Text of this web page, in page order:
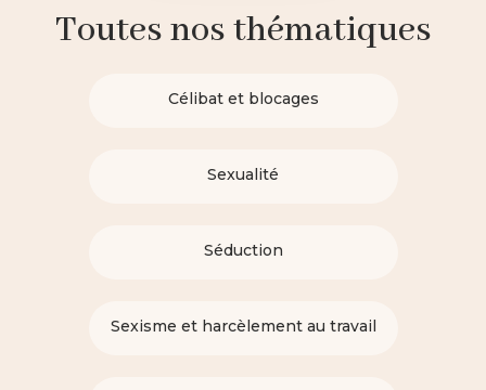
Toutes nos thématiques
Célibat et blocages
Sexualité
Séduction
Sexisme et harcèlement au travail